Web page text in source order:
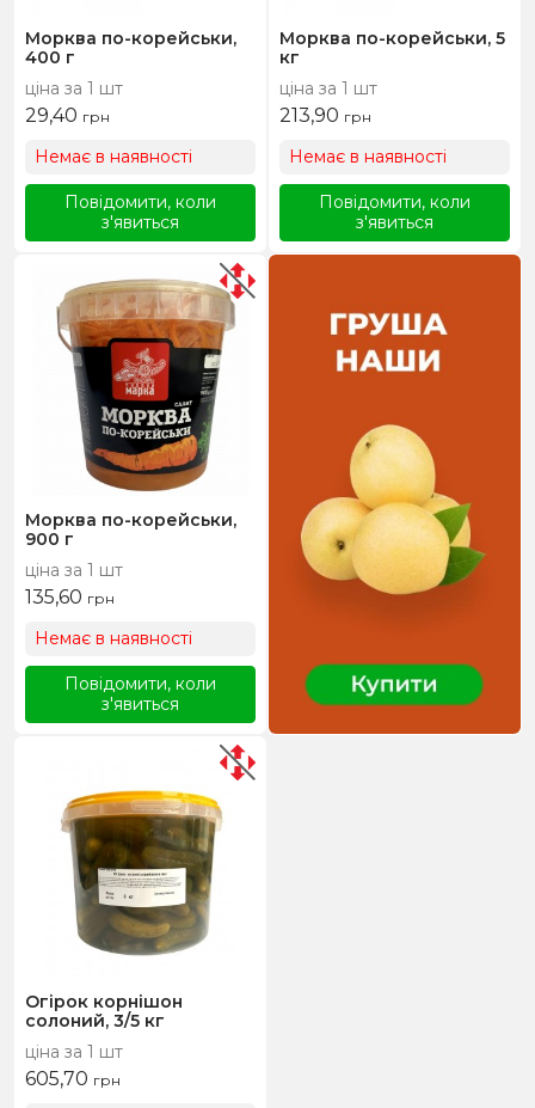
Морква по-корейськи,
400 г
ціна за 1 шт
29,40 грн
Немає в наявності
Повідомити, коли
з'явиться
Морква по-корейськи, 5
кг
ціна за 1 шт
213,90 грн
Немає в наявності
Повідомити, коли
з'явиться
Морква по-корейськи,
900 г
ціна за 1 шт
135,60 грн
Немає в наявності
Повідомити, коли
з'явиться
Огірок корнішон
солоний, 3/5 кг
ціна за 1 шт
605,70 грн